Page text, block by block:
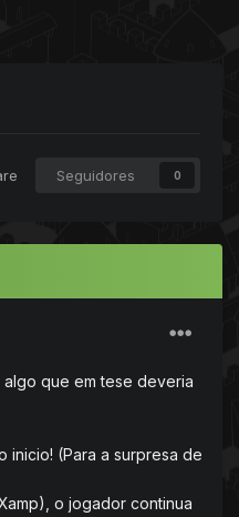
Seguidores 0
que em tese deveria
inicio! (Para a surpresa de
o jogador continua